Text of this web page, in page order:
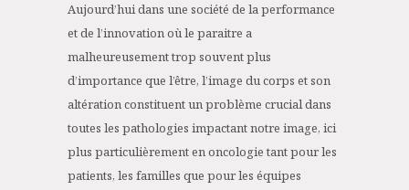
Aujourd’hui dans une société de la performance
et de l’innovation où le paraitre a
malheureusement trop souvent plus
d’importance que l’être, l’image du corps et son
altération constituent un problème crucial dans
toutes les pathologies impactant notre image, ici
plus particulièrement en oncologie tant pour les
patients, les familles que pour les équipes